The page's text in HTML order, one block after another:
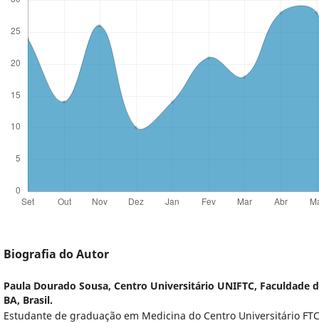
Biografia do Autor
Paula Dourado Sousa, Centro Universitário UNIFTC, Faculdade
BA, Brasil.
Estudante de graduação em Medicina do Centro Universitário